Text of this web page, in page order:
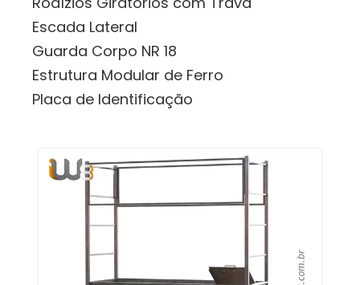
Escada Lateral
Guarda Corpo NR 18
Estrutura Modular de Ferro
Placa de Identificação